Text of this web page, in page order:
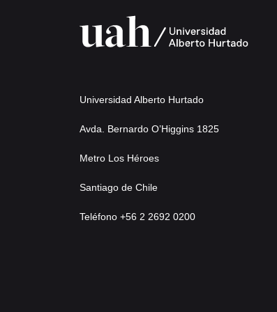
Universidad Alberto Hurtado
Avda. Bernardo O’Higgins 1825
Metro Los Héroes
Santiago de Chile
Teléfono +56 2 2692 0200